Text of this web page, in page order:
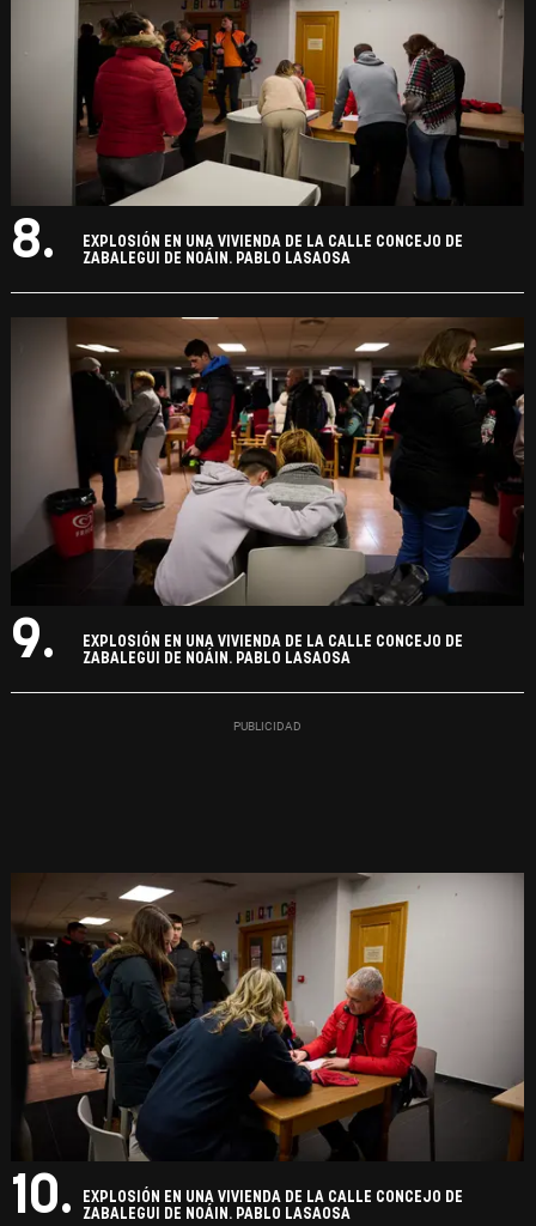
8.
EXPLOSIÓN EN UNA VIVIENDA DE LA CALLE CONCEJO DE
ZABALEGUI DE NOÁIN. PABLO LASAOSA
9.
EXPLOSIÓN EN UNA VIVIENDA DE LA CALLE CONCEJO DE
ZABALEGUI DE NOÁIN. PABLO LASAOSA
10.
EXPLOSIÓN EN UNA VIVIENDA DE LA CALLE CONCEJO DE
ZABALEGUI DE NOÁIN. PABLO LASAOSA